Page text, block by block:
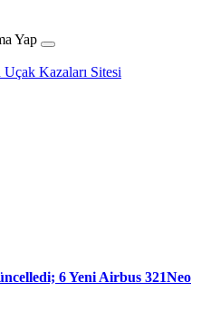
Yap
6 Yeni Airbus 321Neo